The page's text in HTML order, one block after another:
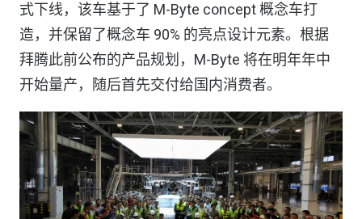
式下线，该车基于了 M-Byte concept 概念车打
造，并保留了概念车 90% 的亮点设计元素。根据
拜腾此前公布的产品规划，M-Byte 将在明年年中
开始量产，随后首先交付给国内消费者。